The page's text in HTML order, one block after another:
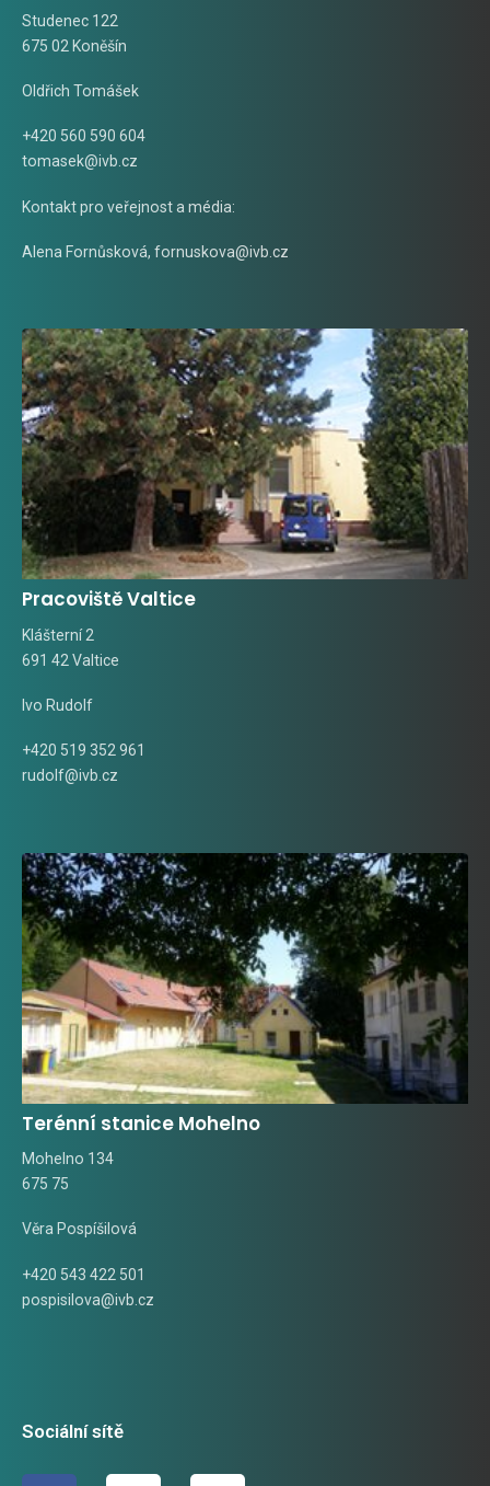
Studenec 122
675 02 Koněšín
Oldřich Tomášek
+420 560 590 604
tomasek@ivb.cz
Kontakt pro veřejnost a média:
Alena Fornůsková, fornuskova@ivb.cz
Pracoviště Valtice
Klášterní 2
691 42 Valtice
Ivo Rudolf
+420 519 352 961
rudolf@ivb.cz
Terénní stanice Mohelno
Mohelno 134
675 75
Věra Pospíšilová
+420 543 422 501
pospisilova@ivb.cz
Sociální sítě